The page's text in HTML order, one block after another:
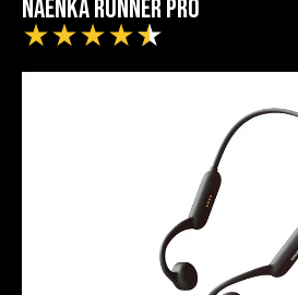
Naenka Runner Pro
★★★★★